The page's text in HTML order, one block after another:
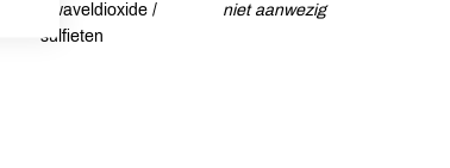
Zwaveldioxide /
sulfieten
niet aanwezig